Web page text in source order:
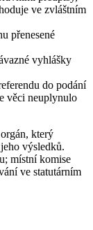
ve zvláštním
přenesené
vyhlášky
do podání
věci neuplynulo
který
výsledků.
místní komise
ve statutárním